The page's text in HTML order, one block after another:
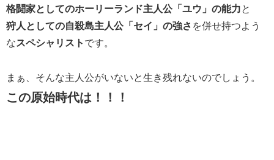
格闘家としてのホーリーランド主人公「ユウ」の能力と
狩人としての自殺島主人公「セイ」の強さ を併せ持つよう
なスペシャリスト です。
まぁ、そんな主人公がいないと生き残れないのでしょう。
この原始時代は！！！